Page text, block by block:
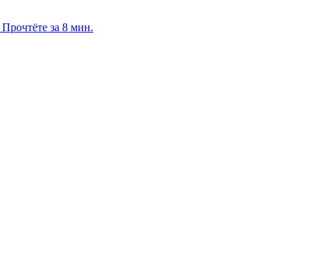
Прочтёте за 8 мин.